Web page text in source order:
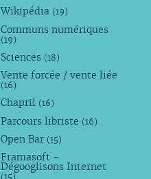
Wikipédia (19)
Communs numériques
(19)
Sciences (18)
Vente forcée / vente liée
(16)
Chapril (16)
Parcours libriste (16)
Open Bar (15)
Framasoft -
Dégooglisons Internet
(15)